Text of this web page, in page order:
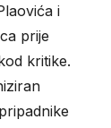
i
prije
kritike.